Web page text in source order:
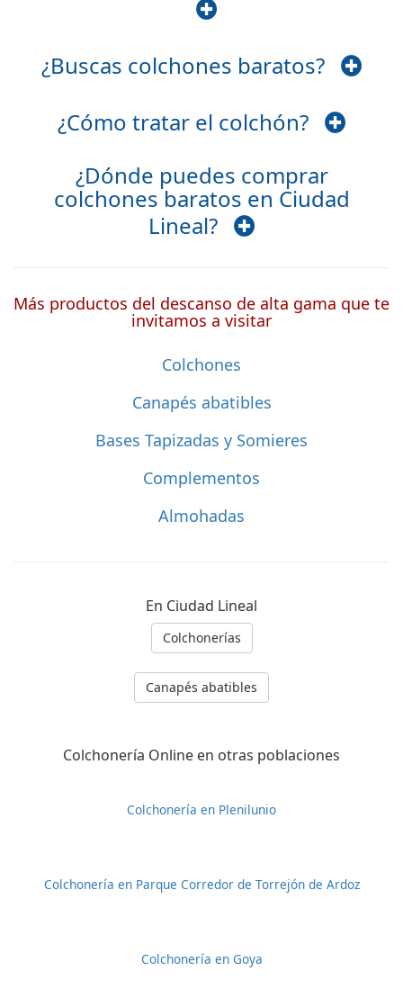
¿Buscas colchones baratos?
¿Cómo tratar el colchón?
¿Dónde puedes comprar
colchones baratos en Ciudad
Lineal?
Más productos del descanso de alta gama que te
invitamos a visitar
Colchones
Canapés abatibles
Bases Tapizadas y Somieres
Complementos
Almohadas
En Ciudad Lineal
Colchonerías
Canapés abatibles
Colchonería Online en otras poblaciones
Colchonería en Plenilunio
Colchonería en Parque Corredor de Torrejón de Ardoz
Colchonería en Goya